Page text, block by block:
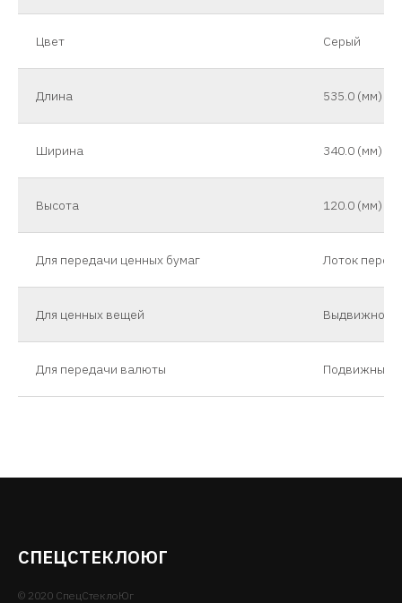
Цвет Серый
Длина 535.0 (мм)
Ширина 340.0 (мм)
Высота 120.0 (мм)
Для передачи ценных бумаг Лоток
Для ценных вещей Выдвижной
Для передачи валюты Подвижный
СПЕЦСТЕКЛОЮГ
© 2020 СпецСтеклоЮг